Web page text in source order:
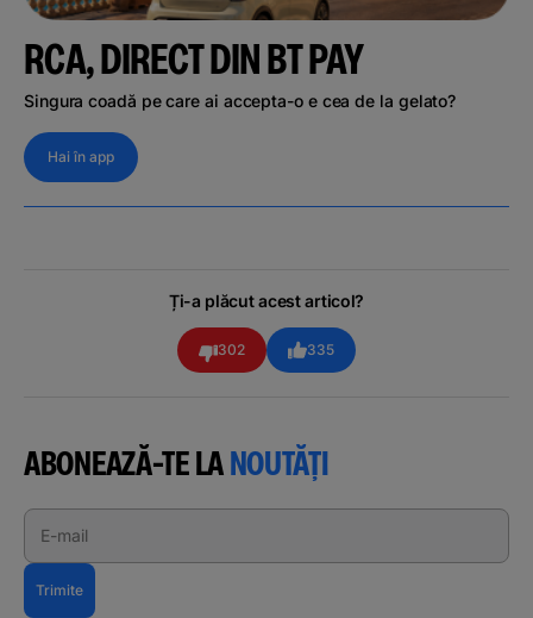
RCA, DIRECT DIN BT PAY
Singura coadă pe care ai accepta-o e cea de la gelato?
Hai în app
Ți-a plăcut acest articol?
302 335
ABONEAZĂ-TE LANOUTĂȚI
E-mail
Trimite